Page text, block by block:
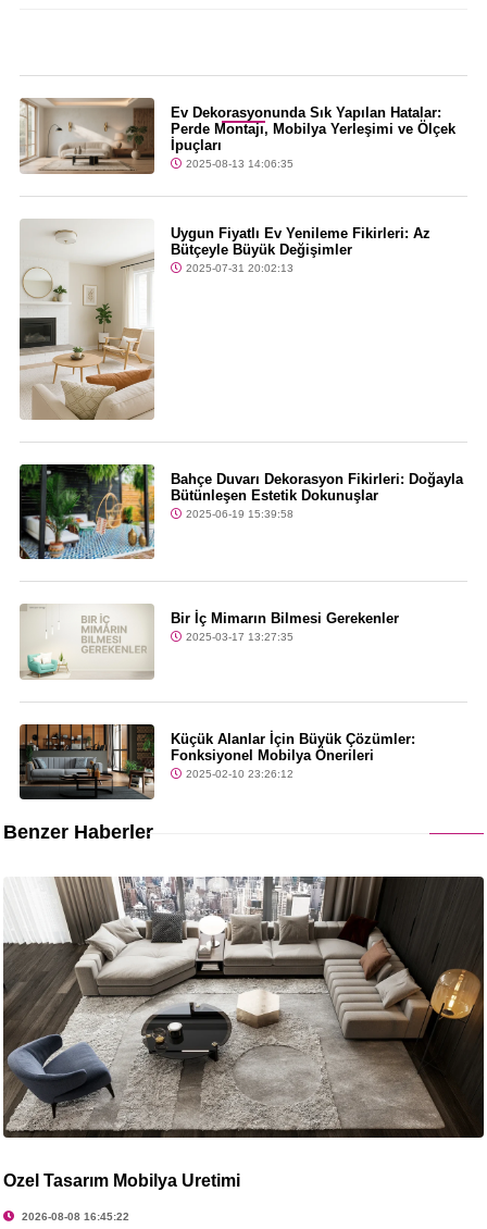
Ev Dekorasyonunda Sık Yapılan Hatalar:
Perde Montajı, Mobilya Yerleşimi ve Ölçek
İpuçları
2025-08-13 14:06:35
Uygun Fiyatlı Ev Yenileme Fikirleri: Az
Bütçeyle Büyük Değişimler
2025-07-31 20:02:13
Bahçe Duvarı Dekorasyon Fikirleri: Doğayla
Bütünleşen Estetik Dokunuşlar
2025-06-19 15:39:58
Bir İç Mimarın Bilmesi Gerekenler
2025-03-17 13:27:35
Küçük Alanlar İçin Büyük Çözümler:
Fonksiyonel Mobilya Önerileri
2025-02-10 23:26:12
Benzer Haberler
Özel Tasarım Mobilya Üretimi
2026-08-08 16:45:22